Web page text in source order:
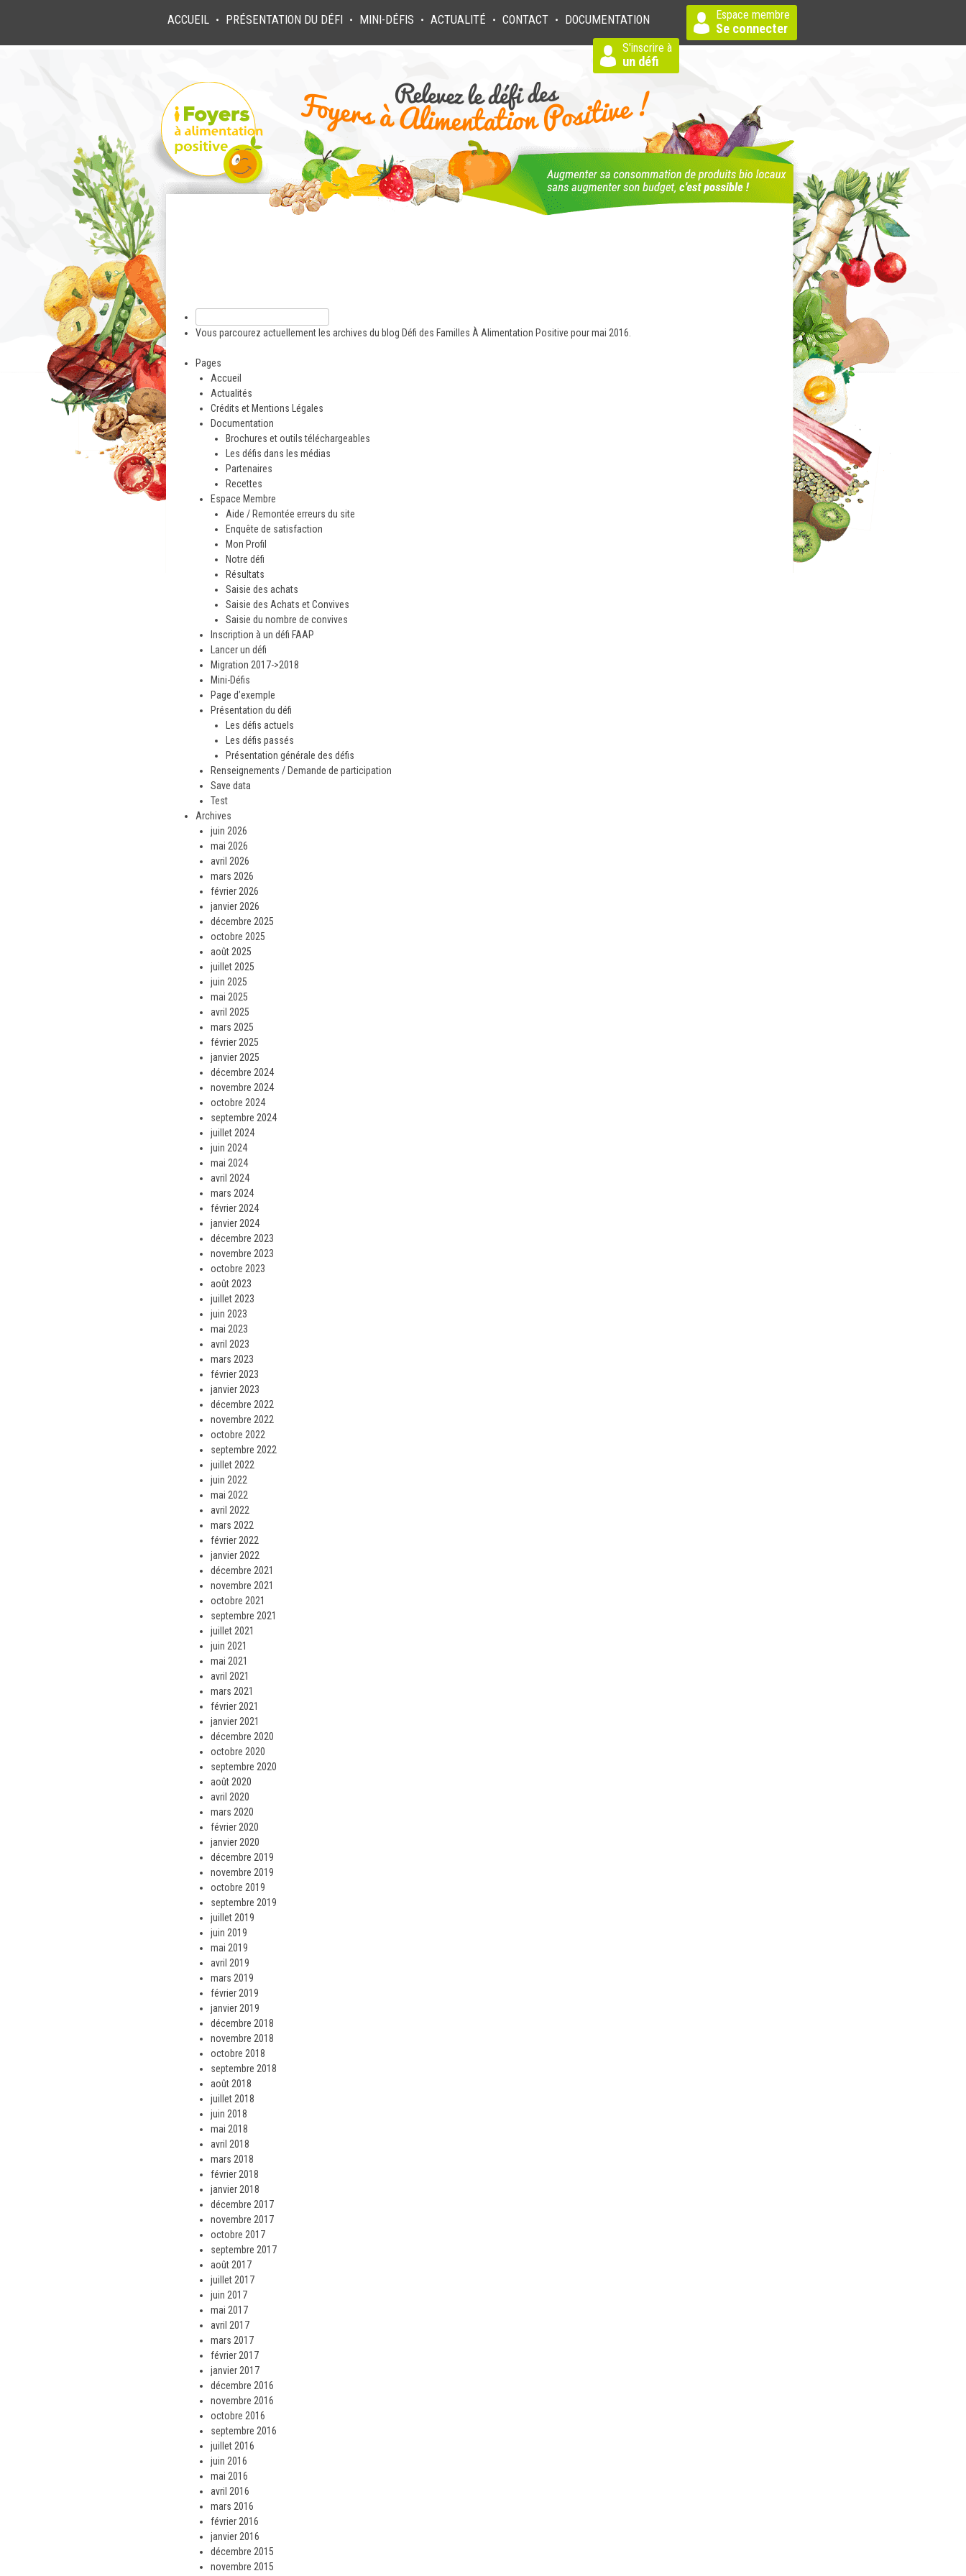
ACCUEIL ● PRÉSENTATION DU DÉFI ● MINI-DÉFIS ● ACTUALITÉ ● CONTACT ● DOCUMENTATION Espace membre
Se connecter
S'inscrire à
un défi
Vous parcourez actuellement les archives du blog Défi des Familles À Alimentation Positive pour mai 2016.
Pages
Accueil
Actualités
Crédits et Mentions Légales
Documentation
Brochures et outils téléchargeables
Les défis dans les médias
Partenaires
Recettes
Espace Membre
Aide / Remontée erreurs du site
Enquête de satisfaction
Mon Profil
Notre défi
Résultats
Saisie des achats
Saisie des Achats et Convives
Saisie du nombre de convives
Inscription à un défi FAAP
Lancer un défi
Migration 2017->2018
Mini-Défis
Page d’exemple
Présentation du défi
Les défis actuels
Les défis passés
Présentation générale des défis
Renseignements / Demande de participation
Save data
Test
Archives
juin 2026
mai 2026
avril 2026
mars 2026
février 2026
janvier 2026
décembre 2025
octobre 2025
août 2025
juillet 2025
juin 2025
mai 2025
avril 2025
mars 2025
février 2025
janvier 2025
décembre 2024
novembre 2024
octobre 2024
septembre 2024
juillet 2024
juin 2024
mai 2024
avril 2024
mars 2024
février 2024
janvier 2024
décembre 2023
novembre 2023
octobre 2023
août 2023
juillet 2023
juin 2023
mai 2023
avril 2023
mars 2023
février 2023
janvier 2023
décembre 2022
novembre 2022
octobre 2022
septembre 2022
juillet 2022
juin 2022
mai 2022
avril 2022
mars 2022
février 2022
janvier 2022
décembre 2021
novembre 2021
octobre 2021
septembre 2021
juillet 2021
juin 2021
mai 2021
avril 2021
mars 2021
février 2021
janvier 2021
décembre 2020
octobre 2020
septembre 2020
août 2020
avril 2020
mars 2020
février 2020
janvier 2020
décembre 2019
novembre 2019
octobre 2019
septembre 2019
juillet 2019
juin 2019
mai 2019
avril 2019
mars 2019
février 2019
janvier 2019
décembre 2018
novembre 2018
octobre 2018
septembre 2018
août 2018
juillet 2018
juin 2018
mai 2018
avril 2018
mars 2018
février 2018
janvier 2018
décembre 2017
novembre 2017
octobre 2017
septembre 2017
août 2017
juillet 2017
juin 2017
mai 2017
avril 2017
mars 2017
février 2017
janvier 2017
décembre 2016
novembre 2016
octobre 2016
septembre 2016
juillet 2016
juin 2016
mai 2016
avril 2016
mars 2016
février 2016
janvier 2016
décembre 2015
novembre 2015